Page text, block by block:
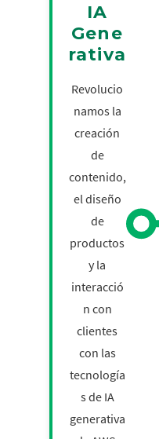
IA
Gene
rativa
Revolucio
namos la
creación
de
contenido,
el diseño
de
productos
y la
interacció
n con
clientes
con las
tecnología
s de IA
generativa